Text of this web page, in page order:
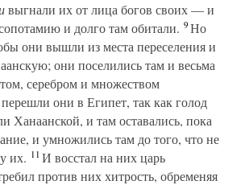
выгнали их от лица богов своих — и
и долго там обитали. 9Но
они вышли из места переселения и
они поселились там и весьма
серебром и множеством
перешли они в Египет, так как голод
Ханаанской, и там оставались, пока
и умножились там до того, что не
их. 11И восстал на них царь
против них хитрость, обременяя